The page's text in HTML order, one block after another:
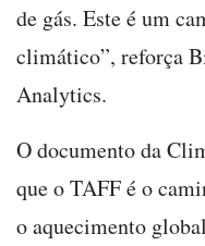
de gás. Este é um
climático”, reforça
Analytics.
O documento da
que o TAFF é o
o aquecimento